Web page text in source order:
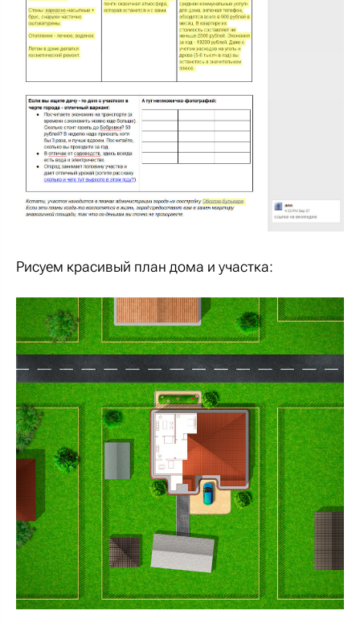
Рисуем красивый план дома и участка: